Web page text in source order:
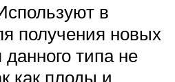
в
получения новых
данного типа не
как плоды и